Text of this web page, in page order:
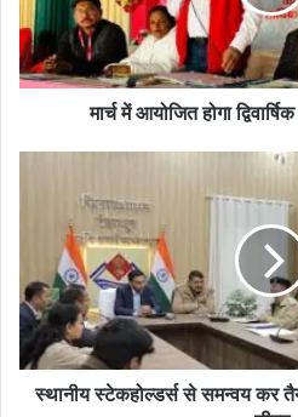
मार्च में आयोजित होगा
स्थानीय स्टेकहोल्डर्स से समन्वय कर